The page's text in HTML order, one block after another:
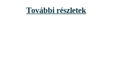
További részletek